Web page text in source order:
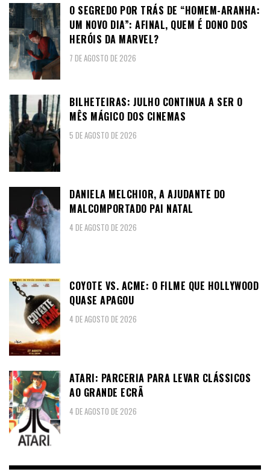
O SEGREDO POR TRÁS DE “HOMEM-ARANHA:
UM NOVO DIA”: AFINAL, QUEM É DONO DOS
HERÓIS DA MARVEL?
7 DE AGOSTO DE 2026
BILHETEIRAS: JULHO CONTINUA A SER O
MÊS MÁGICO DOS CINEMAS
5 DE AGOSTO DE 2026
DANIELA MELCHIOR, A AJUDANTE DO
MALCOMPORTADO PAI NATAL
4 DE AGOSTO DE 2026
COYOTE VS. ACME: O FILME QUE HOLLYWOOD
QUASE APAGOU
4 DE AGOSTO DE 2026
ATARI: PARCERIA PARA LEVAR CLÁSSICOS
AO GRANDE ECRÃ
4 DE AGOSTO DE 2026